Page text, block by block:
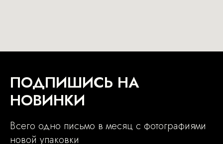
ПОДПИШИСЬ НА
НОВИНКИ
Всего одно письмо в месяц с фотографиями
новой упаковки